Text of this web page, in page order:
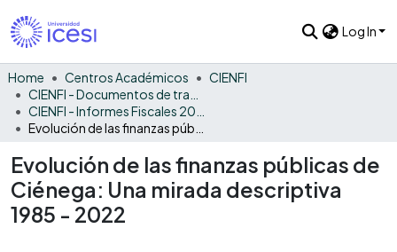
Log In
Home Centros Académicos
CIENFI
Evolución de las finanzas públicas de
Ciénega: Una mirada descriptiva
1985 - 2022